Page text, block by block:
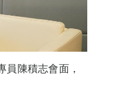
陳積志會面，